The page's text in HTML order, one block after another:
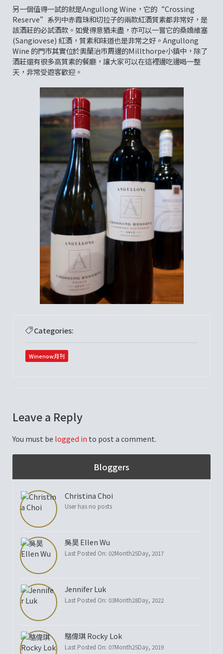
另一個值得一試的就是Angullong Wine，它的“Crossing
Reserve”系列中赤霞珠和切拉子的兩款紅酒質素都非常好，是
該酒莊的必試酒款。如覺得意猶未盡，亦可以一嘗它的桑嬌維塞
(Sangiovese) 紅酒，質素和味道也是非常之好。Angullong
Wine 的門市其實位於奧蘭治市周邊的Millthorpe小鎮中，除了
酒莊還有很多高質素的餐廳，讓大家可以在這裡邊吃邊喝一整
天，非常受遊客歡迎。
Categories:
Winenow月刊
Leave a Reply
You must be logged in to post a comment.
Bloggers
Christina Choi
User has no posts
吳昊 Ellen Wu
Last Posted On: 02Month25Day, 2017
Jennifer Luk
Last Posted On: 03Month28Day, 2022
駱偉琪 Rocky Lok
Last Posted On: 07Month25Day, 2019